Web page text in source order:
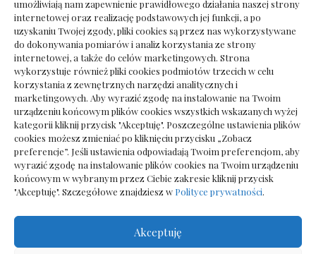
umożliwiają nam zapewnienie prawidłowego działania naszej strony
internetowej oraz realizację podstawowych jej funkcji, a po
uzyskaniu Twojej zgody, pliki cookies są przez nas wykorzystywane
do dokonywania pomiarów i analiz korzystania ze strony
internetowej, a także do celów marketingowych. Strona
wykorzystuje również pliki cookies podmiotów trzecich w celu
korzystania z zewnętrznych narzędzi analitycznych i
marketingowych. Aby wyrazić zgodę na instalowanie na Twoim
urządzeniu końcowym plików cookies wszystkich wskazanych wyżej
kategorii kliknij przycisk "Akceptuję". Poszczególne ustawienia plików
cookies możesz zmieniać po kliknięciu przycisku „Zobacz
preferencje”. Jeśli ustawienia odpowiadają Twoim preferencjom, aby
wyrazić zgodę na instalowanie plików cookies na Twoim urządzeniu
końcowym w wybranym przez Ciebie zakresie kliknij przycisk
"Akceptuję". Szczegółowe znajdziesz w Polityce prywatności.
Akceptuję
Deska podłogowa do salonu: jak wybrać bez
pośpiechu